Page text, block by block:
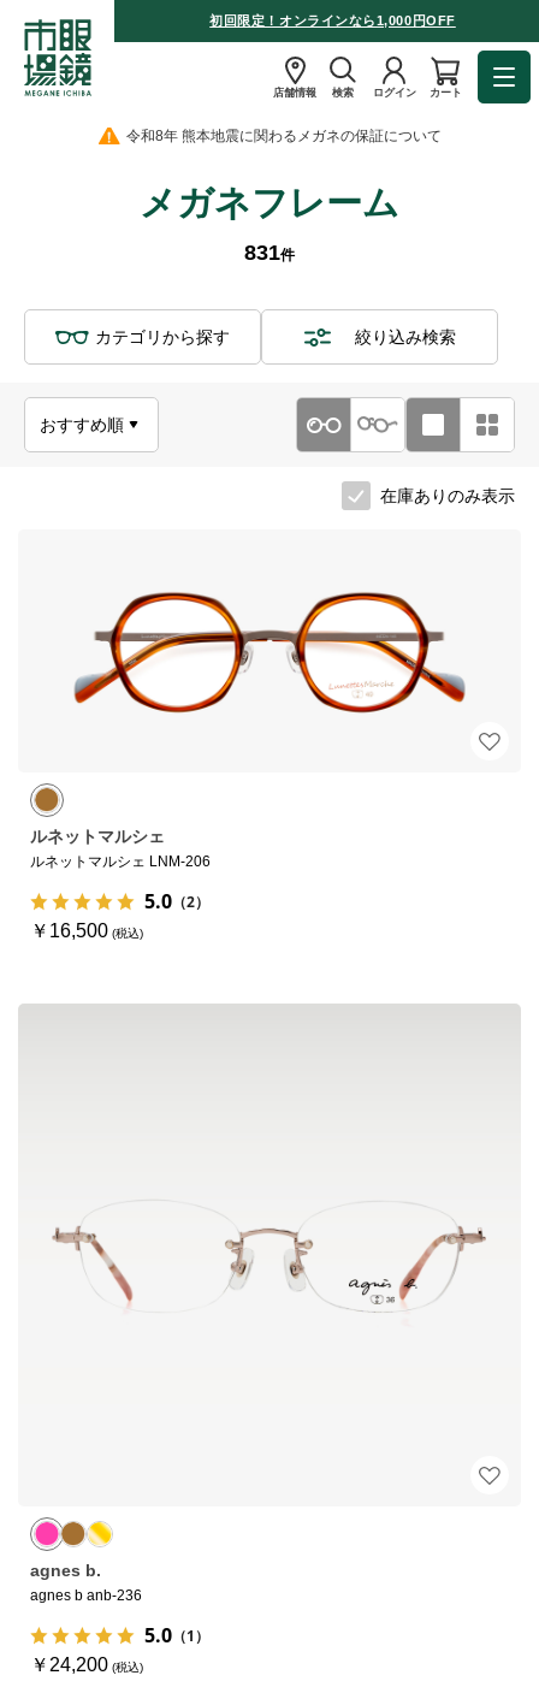
初回限定！オンラインなら1,000円OFF
店舗情報 検索 ログイン カート
令和8年 熊本地震に関わるメガネの保証について
メガネフレーム
831件
カテゴリから探す 絞り込み検索
在庫ありのみ表示
ルネットマルシェ
ルネットマルシェ LNM-206
5.0 （2）
￥16,500
agnes b.
agnes b anb-236
5.0 （1）
￥24,200